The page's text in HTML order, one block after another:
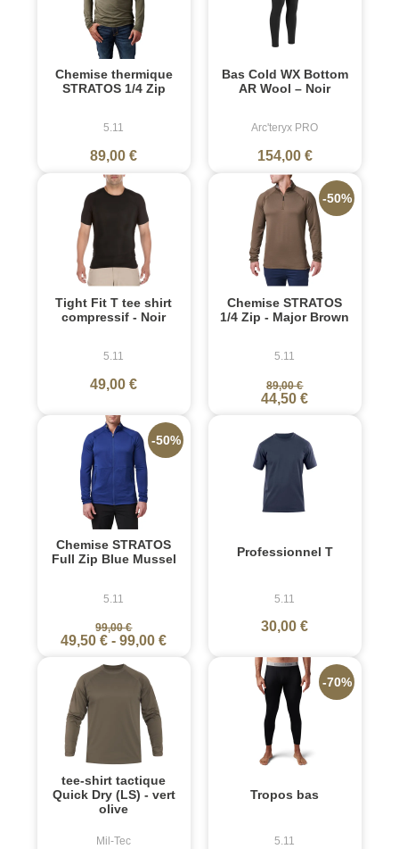
Chemise thermique
STRATOS 1/4 Zip
5.11
89,00 €
Bas Cold WX Bottom
AR Wool – Noir
Arc'teryx PRO
154,00 €
Tight Fit T tee shirt
compressif - Noir
5.11
49,00 €
Chemise STRATOS
1/4 Zip - Major Brown
5.11
89,00 €
44,50 €
-50%
Chemise STRATOS
Full Zip Blue Mussel
5.11
99,00 €
49,50 € -99,00 €
-50%
Professionnel T
5.11
30,00 €
tee-shirt tactique
Quick Dry (LS) - vert
olive
Mil-Tec
Tropos bas
5.11
-70%